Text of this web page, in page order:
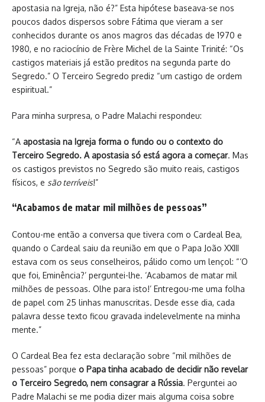
apostasia na Igreja, não é?” Esta hipótese baseava-se nos
poucos dados dispersos sobre Fátima que vieram a ser
conhecidos durante os anos magros das décadas de 1970 e
1980, e no raciocínio de Frère Michel de la Sainte Trinité: “Os
castigos materiais já estão preditos na segunda parte do
Segredo.” O Terceiro Segredo prediz “um castigo de ordem
espiritual.”
Para minha surpresa, o Padre Malachi respondeu:
“A apostasia na Igreja forma o fundo ou o contexto do
Terceiro Segredo. A apostasia só está agora a começar. Mas
os castigos previstos no Segredo são muito reais, castigos
físicos, e são terríveis!”
“Acabamos de matar mil milhões de pessoas”
Contou-me então a conversa que tivera com o Cardeal Bea,
quando o Cardeal saiu da reunião em que o Papa João XXIII
estava com os seus conselheiros, pálido como um lençol: “‘O
que foi, Eminência?’ perguntei-lhe. ‘Acabamos de matar mil
milhões de pessoas. Olhe para isto!’ Entregou-me uma folha
de papel com 25 linhas manuscritas. Desde esse dia, cada
palavra desse texto ficou gravada indelevelmente na minha
mente.”
O Cardeal Bea fez esta declaração sobre “mil milhões de
pessoas” porque o Papa tinha acabado de decidir não revelar
o Terceiro Segredo, nem consagrar a Rússia. Perguntei ao
Padre Malachi se me podia dizer mais alguma coisa sobre